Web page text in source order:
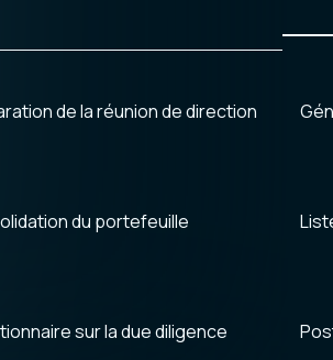
de la réunion de direction
du portefeuille
sur la due diligence